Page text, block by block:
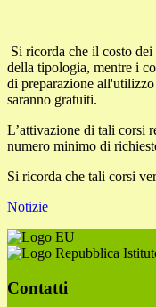
Si ricorda che il costo dei
della tipologia, mentre i
di preparazione
saranno gratuiti.
L’attivazione di tali corsi
numero minimo di
Si ricorda che tali corsi
Notizie
Contatti